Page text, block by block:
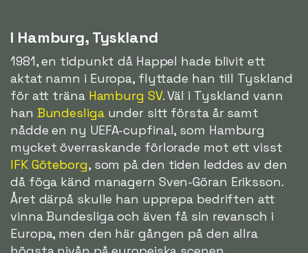
I Hamburg, Tyskland
1981, en tidpunkt då Happel hade blivit ett
aktat namn i Europa, flyttade han till Tyskland
för att träna Hamburg SV. Väl i Tyskland vann
han Bundesligaunder sitt första år samt
nådde en ny UEFA-cupfinal, som Hamburg
mycket överraskande förlorade mot ett visst
IFK Göteborg, som på den tiden leddes av den
då föga känd managern Sven-Göran Eriksson.
Året därpå skulle han upprepa bedriften att
vinna Bundesliga och även få sin revansch i
Europa, men den här gången på den allra